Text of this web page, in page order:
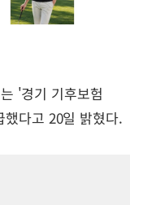
'경기 기후보험
다고 20일 밝혔다.